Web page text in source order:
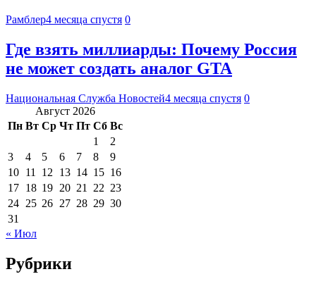
Рамблер4 месяца спустя 0
Где взять миллиарды: Почему Россия
не может создать аналог GTA
Национальная Служба Новостей4 месяца спустя 0
Август 2026
Пн Вт Ср Чт Пт Сб Вс
1
2
3
4 5 6 7 8
9
10 11 12 13 14 15 16
17 18 19 20 21 22 23
24 25 26 27 28 29 30
31
« Июл
Рубрики